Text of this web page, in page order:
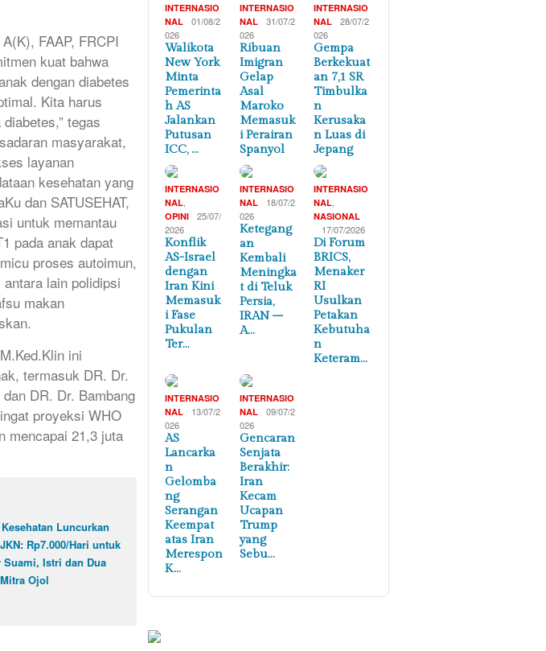
FAAP, FRCPI
kuat bahwa
dengan diabetes
Kita harus
tegas
masyarakat,
layanan
kesehatan yang
dan SATUSEHAT,
untuk memantau
pada anak dapat
proses autoimun,
lain polidipsi
makan
ini
termasuk DR. Dr.
DR. Dr. Bambang
proyeksi WHO
mencapai 21,3 juta
Luncurkan
Rp7.000/Hari untuk
Suami, Istri dan Dua
Ojol
INTERNASIO
NAL
01/08/2
026
Walikota
New York
Minta
Pemerinta
h AS
Jalankan
Putusan
ICC, …
INTERNASIO
NAL
31/07/2
026
Ribuan
Imigran
Gelap
Asal
Maroko
Memasuk
i Perairan
Spanyol
INTERNASIO
NAL
28/07/2
026
Gempa
Berkekuat
an 7,1 SR
Timbulka
n
Kerusaka
n Luas di
Jepang
INTERNASIO
NAL
OPINI
25/07/
2026
Konflik
AS-Israel
dengan
Iran Kini
Memasuk
i Fase
Pukulan
Ter…
INTERNASIO
NAL
18/07/2
026
Ketegang
an
Kembali
Meningka
t di Teluk
Persia,
IRAN –
A…
INTERNASIO
NAL
NASIONAL
17/07/2026
Di Forum
BRICS,
Menaker
RI
Usulkan
Petakan
Kebutuha
n
Keteram…
INTERNASIO
NAL
13/07/2
026
AS
Lancarka
n
Gelomba
ng
Serangan
Keempat
atas Iran
Merespon
K…
INTERNASIO
NAL
09/07/2
026
Gencaran
Senjata
Berakhir:
Iran
Kecam
Ucapan
Trump
yang
Sebu…